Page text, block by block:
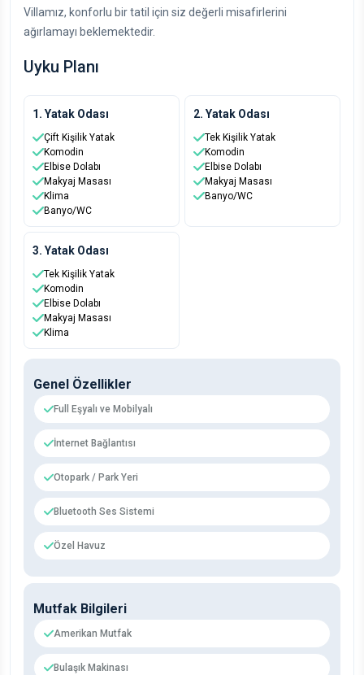
Villamız, konforlu bir tatil için siz değerli misafirlerini
ağırlamayı beklemektedir.
Uyku Planı
1. Yatak Odası
Çift Kişilik Yatak
Komodin
Elbise Dolabı
Makyaj Masası
Klima
Banyo/WC
2. Yatak Odası
Tek Kişilik Yatak
Komodin
Elbise Dolabı
Makyaj Masası
Banyo/WC
3. Yatak Odası
Tek Kişilik Yatak
Komodin
Elbise Dolabı
Makyaj Masası
Klima
Genel Özellikler
Full Eşyalı ve Mobilyalı
İnternet Bağlantısı
Otopark / Park Yeri
Bluetooth Ses Sistemi
Özel Havuz
Mutfak Bilgileri
Amerikan Mutfak
Bulaşık Makinası